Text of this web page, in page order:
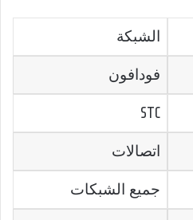
الشبكة
فودافون
STC
اتصالات
جميع الشبكات